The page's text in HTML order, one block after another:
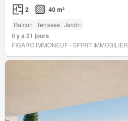
2 40 m²
Balcon Terrasse Jardin
Il y a 21 jours
FIGARO IMMONEUF - SPIRIT IMMOBILIER